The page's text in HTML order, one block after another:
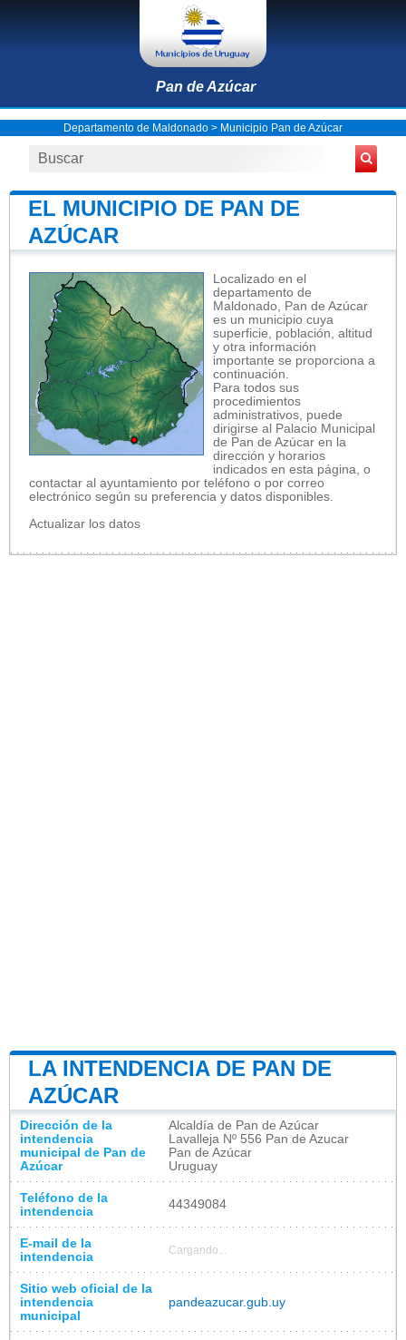
Pan de Azúcar
Departamento de Maldonado > Municipio Pan de Azúcar
EL MUNICIPIO DE PAN DE
AZÚCAR
Localizado en el
departamento de
Maldonado, Pan de Azúcar
es un municipio cuya
superficie, población, altitud
y otra información
importante se proporciona a
continuación.
Para todos sus
procedimientos
administrativos, puede
dirigirse al Palacio Municipal
de Pan de Azúcar en la
dirección y horarios
indicados en esta página, o
contactar al ayuntamiento por teléfono o por correo
electrónico según su preferencia y datos disponibles.
Actualizar los datos
LA INTENDENCIA DE PAN DE
AZÚCAR
Dirección de la
intendencia
municipal de Pan de
Azúcar
Alcaldía de Pan de Azúcar
Lavalleja Nº 556 Pan de Azucar
Pan de Azúcar
Uruguay
Teléfono de la
intendencia
44349084
E-mail de la
intendencia
Cargando...
Sitio web oficial de la
intendencia
municipal
pandeazucar.gub.uy